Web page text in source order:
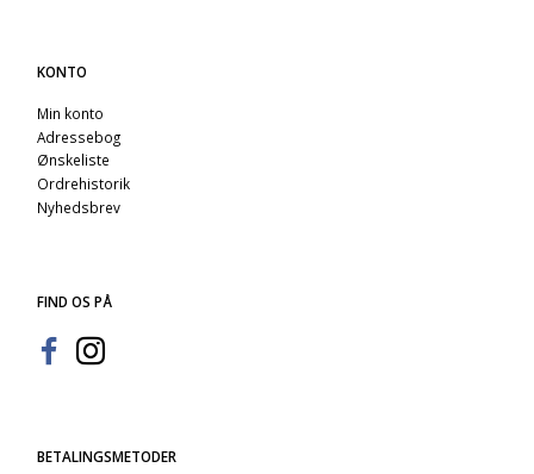
KONTO
Min konto
Adressebog
Ønskeliste
Ordrehistorik
Nyhedsbrev
FIND OS PÅ
BETALINGSMETODER